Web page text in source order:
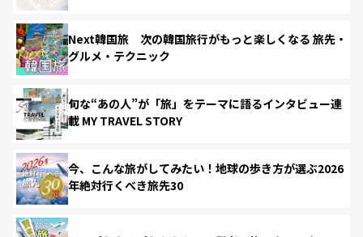
Next韓国旅 次の韓国旅行がもっと楽しくなる 旅先・
グルメ・テクニック
旬な“あの人”が「旅」をテーマに語るインタビュー連
載 MY TRAVEL STORY
今、こんな旅がしてみたい！地球の歩き方が選ぶ2026
年絶対行くべき旅先30